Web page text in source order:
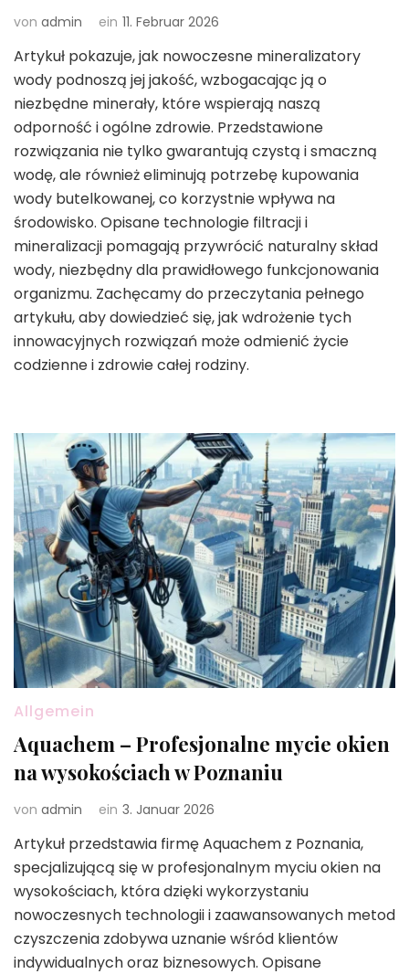
von admin ein 11. Februar 2026
Artykuł pokazuje, jak nowoczesne mineralizatory
wody podnoszą jej jakość, wzbogacając ją o
niezbędne minerały, które wspierają naszą
odporność i ogólne zdrowie. Przedstawione
rozwiązania nie tylko gwarantują czystą i smaczną
wodę, ale również eliminują potrzebę kupowania
wody butelkowanej, co korzystnie wpływa na
środowisko. Opisane technologie filtracji i
mineralizacji pomagają przywrócić naturalny skład
wody, niezbędny dla prawidłowego funkcjonowania
organizmu. Zachęcamy do przeczytania pełnego
artykułu, aby dowiedzieć się, jak wdrożenie tych
innowacyjnych rozwiązań może odmienić życie
codzienne i zdrowie całej rodziny.
Allgemein
Aquachem – Profesjonalne mycie okien
na wysokościach w Poznaniu
von admin ein 3. Januar 2026
Artykuł przedstawia firmę Aquachem z Poznania,
specjalizującą się w profesjonalnym myciu okien na
wysokościach, która dzięki wykorzystaniu
nowoczesnych technologii i zaawansowanych metod
czyszczenia zdobywa uznanie wśród klientów
indywidualnych oraz biznesowych. Opisane